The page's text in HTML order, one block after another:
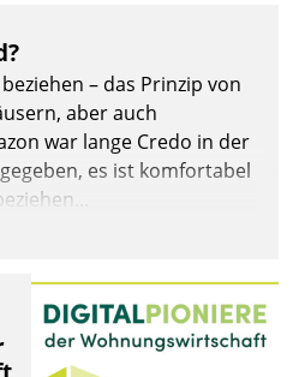
– das Prinzip von
aber auch
war lange Credo in der
es ist komfortabel